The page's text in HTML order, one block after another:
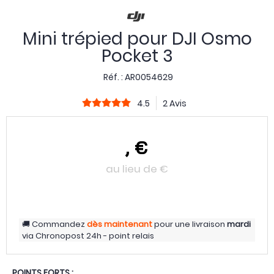
Mini trépied pour DJI Osmo
Pocket 3
Réf. : AR0054629
4.5 2 Avis
, €
au lieu de €
Commandezdès maintenantpour une livraison mardi
via Chronopost 24h - point relais